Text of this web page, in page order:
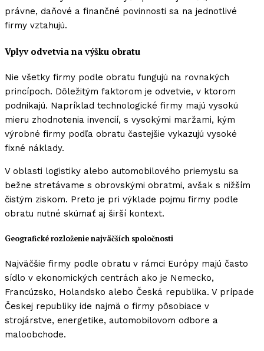
právne, daňové a finančné povinnosti sa na jednotlivé
firmy vztahujú.
Vplyv odvetvia na výšku obratu
Nie všetky firmy podle obratu fungujú na rovnakých
princípoch. Dôležitým faktorom je odvetvie, v ktorom
podnikajú. Napríklad technologické firmy majú vysokú
mieru zhodnotenia invencií, s vysokými maržami, kým
výrobné firmy podľa obratu častejšie vykazujú vysoké
fixné náklady.
V oblasti logistiky alebo automobilového priemyslu sa
bežne stretávame s obrovskými obratmi, avšak s nižším
čistým ziskom. Preto je pri výklade pojmu firmy podle
obratu nutné skúmať aj širší kontext.
Geografické rozloženie najväčších spoločnosti
Najväčšie firmy podle obratu v rámci Európy majú často
sídlo v ekonomických centrách ako je Nemecko,
Francúzsko, Holandsko alebo Česká republika. V prípade
Českej republiky ide najmä o firmy pôsobiace v
strojárstve, energetike, automobilovom odbore a
maloobchode.